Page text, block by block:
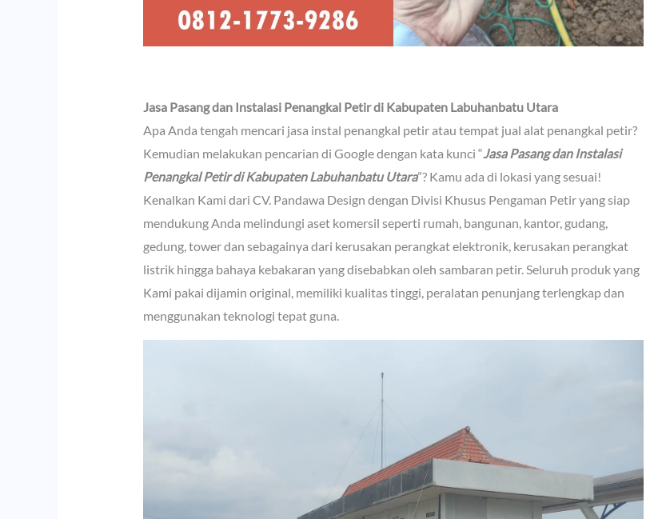
Jasa Pasang dan Instalasi Penangkal Petir di Kabupaten Labuhanbatu Utara
Apa Anda tengah mencari jasa instal penangkal petir atau tempat jual alat penangkal petir?
Kemudian melakukan pencarian di Google dengan kata kunci “Jasa Pasang dan Instalasi
Penangkal Petir di Kabupaten Labuhanbatu Utara”? Kamu ada di lokasi yang sesuai!
Kenalkan Kami dari CV. Pandawa Design dengan Divisi Khusus Pengaman Petir yang siap
mendukung Anda melindungi aset komersil seperti rumah, bangunan, kantor, gudang,
gedung, tower dan sebagainya dari kerusakan perangkat elektronik, kerusakan perangkat
listrik hingga bahaya kebakaran yang disebabkan oleh sambaran petir. Seluruh produk yang
Kami pakai dijamin original, memiliki kualitas tinggi, peralatan penunjang terlengkap dan
menggunakan teknologi tepat guna.